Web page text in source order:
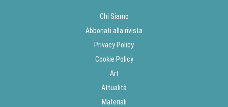
Chi Siamo
Abbonati alla rivista
Privacy Policy
Cookie Policy
Art
Attualità
Materiali